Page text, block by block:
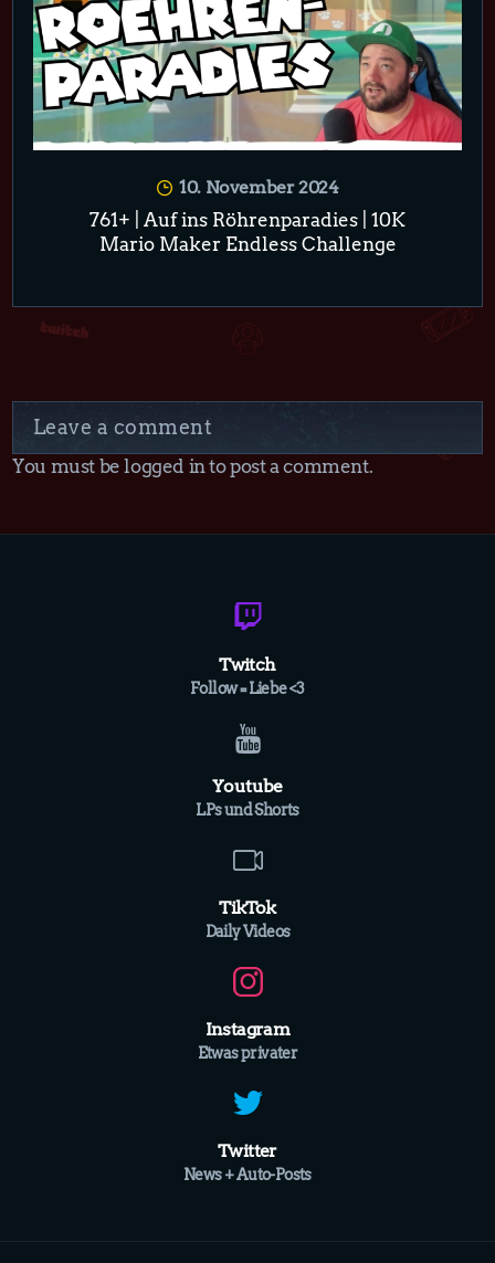
10. November 2024
761+ | Auf ins Röhrenparadies | 10K
Mario Maker Endless Challenge
Leave a comment
You must be logged in to post a comment.
Twitch
Follow = Liebe <3
Youtube
LPs und Shorts
TikTok
Daily Videos
Instagram
Etwas privater
Twitter
News + Auto-Posts